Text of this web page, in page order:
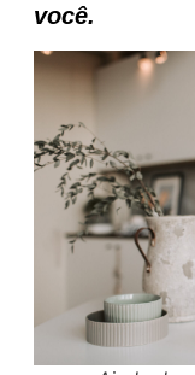
você.